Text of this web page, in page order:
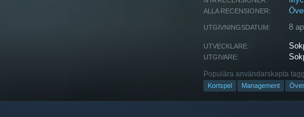
ALLA RECENSIONER:
UTGIVNINGSDATUM: 8
UTVECKLARE:
UTGIVARE:
Populära användarskapta
Kortspel Management